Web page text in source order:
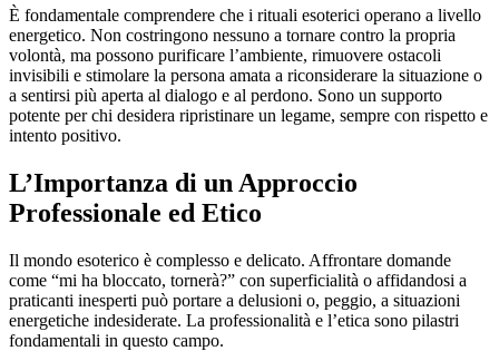
È fondamentale comprendere che i rituali esoterici operano a livello
energetico. Non costringono nessuno a tornare contro la propria
volontà, ma possono purificare l’ambiente, rimuovere ostacoli
invisibili e stimolare la persona amata a riconsiderare la situazione o
a sentirsi più aperta al dialogo e al perdono. Sono un supporto
potente per chi desidera ripristinare un legame, sempre con rispetto e
intento positivo.
L’Importanza di un Approccio
Professionale ed Etico
Il mondo esoterico è complesso e delicato. Affrontare domande
come “mi ha bloccato, tornerà?” con superficialità o affidandosi a
praticanti inesperti può portare a delusioni o, peggio, a situazioni
energetiche indesiderate. La professionalità e l’etica sono pilastri
fondamentali in questo campo.